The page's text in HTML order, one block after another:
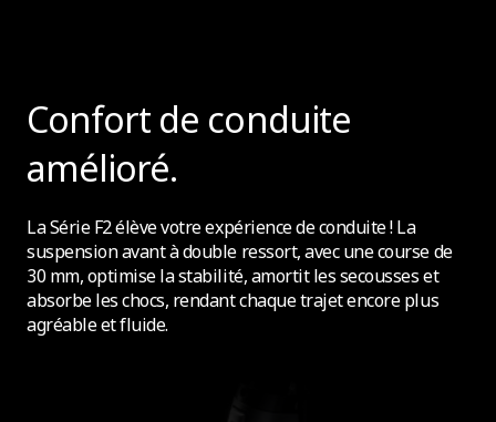
Confort de conduite
amélioré.
La Série F2 élève votre expérience de conduite ! La
suspension avant à double ressort, avec une course de
30 mm, optimise la stabilité, amortit les secousses et
absorbe les chocs, rendant chaque trajet encore plus
agréable et fluide.
Oui (réflecteurs E-MARK avant, latéraux et arrière)
Sonnette
Oui, sonnette mécanique